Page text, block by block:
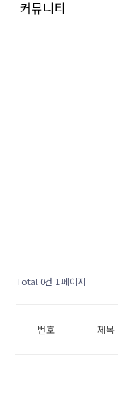
커뮤니티
Total 0건 1 페이지
번호 제목